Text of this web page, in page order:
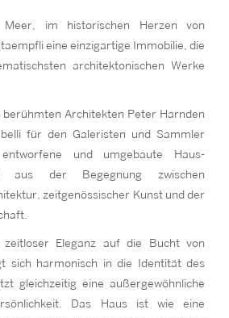
im historischen Herzen von
eine einzigartige Immobilie, die
architektonischen Werke
berühmten Architekten Peter Harnden
für den Galeristen und Sammler
und umgebaute Haus-
aus der Begegnung zwischen
zeitgenössischer Kunst und der
Eleganz auf die Bucht von
sich harmonisch in die Identität des
gleichzeitig eine außergewöhnliche
Das Haus ist wie eine